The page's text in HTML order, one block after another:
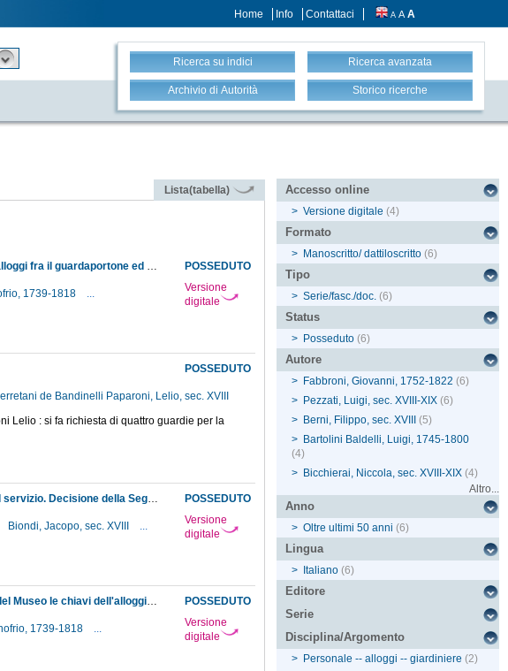
Home Info Contattaci A A A
Ricerca su indici Ricerca avanzata
Archivio di Autorità Storico ricerche
Lista(tabella)
POSSEDUTO
Versione
digitale
Approvazione, da parte delle autorità competenti, dello scambio di alloggi fra il guardaportone ed il giardiniere del Museo
1739-1818
...
POSSEDUTO
de Bandinelli Paparoni, Lelio, sec. XVIII
Lelio : si fa richiesta di quattro guardie per la
POSSEDUTO
Versione
digitale
Licenziamento del giardiniere del Museo per gravi trascuratezze nel servizio. Decisione della Segreteria della corona di non procedere ad una sostituzione stabile, ma di assumere come giornaliero Pezzati Luigi, per poterne valutare l'operato in vista della copertura definitiva dell'impiego
Biondi, Jacopo, sec. XVIII
...
POSSEDUTO
Versione
digitale
Ordine della Segreteria della corona di richiedere all'ex giardiniere del Museo le chiavi dell'alloggio che non ha più diritto di occupare dopo il licenziamento e che spetta ormai al suo sostituto
1739-1818
...
Accesso online
> Versione digitale (4)
Formato
> Manoscritto/ dattiloscritto (6)
Tipo
> Serie/fasc./doc. (6)
Status
> Posseduto (6)
Autore
> Fabbroni, Giovanni, 1752-1822 (6)
> Pezzati, Luigi, sec. XVIII-XIX (6)
> Berni, Filippo, sec. XVIII
(5)
> Bartolini Baldelli, Luigi, 1745-1800
(4)
> Bicchierai, Niccola, sec. XVIII-XIX (4)
Altro...
Anno
> Oltre ultimi 50 anni (6)
Lingua
> Italiano (6)
Editore
Serie
Disciplina/Argomento
> Personale -- alloggi -- giardiniere (2)